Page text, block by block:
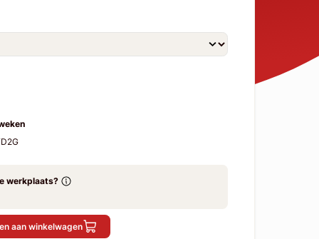
werkplaats?
aan winkelwagen